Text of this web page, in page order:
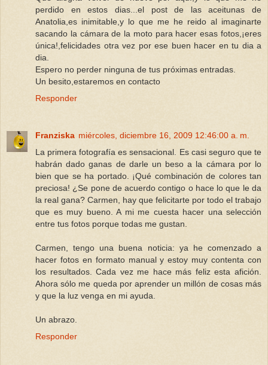
perdido en estos dias...el post de las aceitunas de
Anatolia,es inimitable,y lo que me he reido al imaginarte
sacando la cámara de la moto para hacer esas fotos,¡eres
única!,felicidades otra vez por ese buen hacer en tu dia a
dia.
Espero no perder ninguna de tus próximas entradas.
Un besito,estaremos en contacto
Responder
Franziska miércoles, diciembre 16, 2009 12:46:00 a. m.
La primera fotografía es sensacional. Es casi seguro que te
habrán dado ganas de darle un beso a la cámara por lo
bien que se ha portado. ¡Qué combinación de colores tan
preciosa! ¿Se pone de acuerdo contigo o hace lo que le da
la real gana? Carmen, hay que felicitarte por todo el trabajo
que es muy bueno. A mi me cuesta hacer una selección
entre tus fotos porque todas me gustan.
Carmen, tengo una buena noticia: ya he comenzado a
hacer fotos en formato manual y estoy muy contenta con
los resultados. Cada vez me hace más feliz esta afición.
Ahora sólo me queda por aprender un millón de cosas más
y que la luz venga en mi ayuda.
Un abrazo.
Responder